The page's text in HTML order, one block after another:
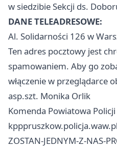
w siedzibie Sekcji ds.
DANE TELEADRESOWE:
Al. Solidarności 126 w
Ten adres pocztowy jest
spamowaniem. Aby go
włączenie w przeglądarce
asp.szt. Monika Orlik
Komenda Powiatowa
ZOSTAN-JEDNYM-Z-NAS-